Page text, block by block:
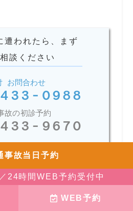
事故当日予約
24時間WEB予約受付中
WEB予約
遭われたら、まず
談ください
お問合わせ
0988
故の初診予約
9670
予約はこちら
の治療について